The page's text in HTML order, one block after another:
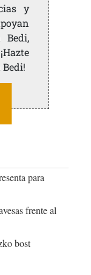
y
Bedi,
para
frente al
bost